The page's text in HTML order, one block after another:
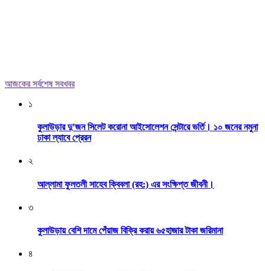
আজকের সর্বশেষ সবখবর
১
কুলাউড়ার দু’জন সিলেট করোনা আইসোলেশন সেন্টারে ভর্তি। ১০ জনের নমুনা
ঢাকা ল্যাবে প্রেরন
২
আল্লামা ফুলতলী সাহেব ক্বিবলা (রহ:) এর সংক্ষিপ্ত জীবনী।
৩
কুলাউড়ায় বেশি দামে পেঁয়াজ বিক্রি করায় ৬৫হাজার টাকা জরিমানা
৪